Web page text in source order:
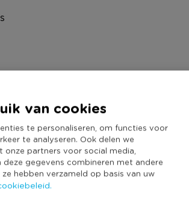
van cookies
te personaliseren, om functies voor
te analyseren. Ook delen we
partners voor social media,
deze gegevens combineren met andere
hebben verzameld op basis van uw